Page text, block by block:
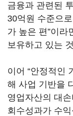
금융과 관련된
30억원 수준으
가 높은 편”이라
보유하고 있는
이어 “안정적인
해 사업 기반을
영업자산의 대
회수성과가 수